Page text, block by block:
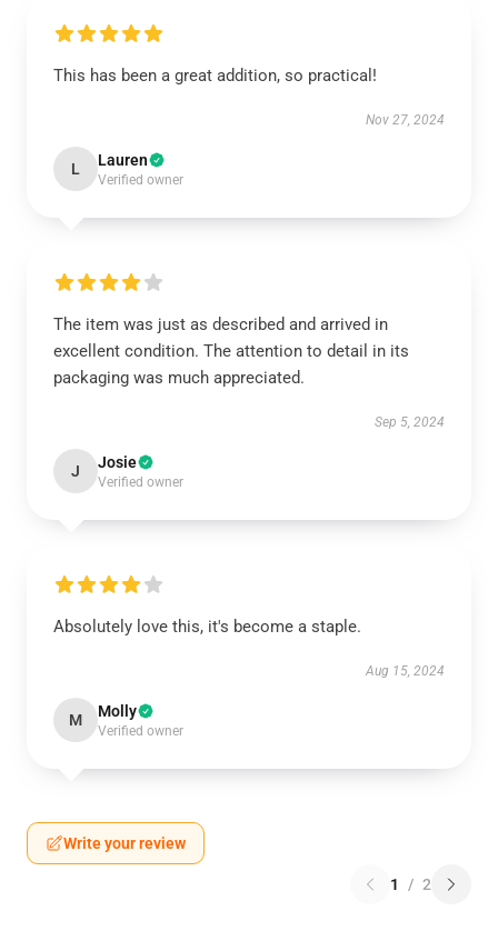
This has been a great addition, so practical!
Nov 27, 2024
L Lauren
Verified owner
The item was just as described and arrived in
excellent condition. The attention to detail in its
packaging was much appreciated.
Sep 5, 2024
J Josie
Verified owner
Absolutely love this, it's become a staple.
Aug 15, 2024
M Molly
Verified owner
Write your review
1 / 2